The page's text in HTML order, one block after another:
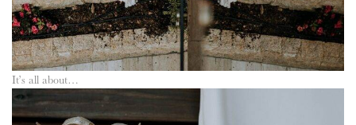
It’s all about…